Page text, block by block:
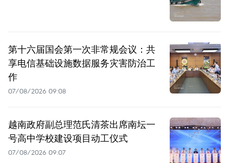
第十六届国会第一次非常规会议：共
享电信基础设施数据服务灾害防治工
作
07/08/2026 09:08
越南政府副总理范氏清茶出席南坛一
号高中学校建设项目动工仪式
07/08/2026 09:07